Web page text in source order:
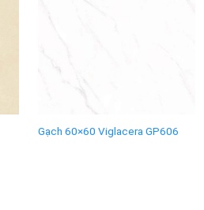
Gạch 60×60 Viglacera GP606